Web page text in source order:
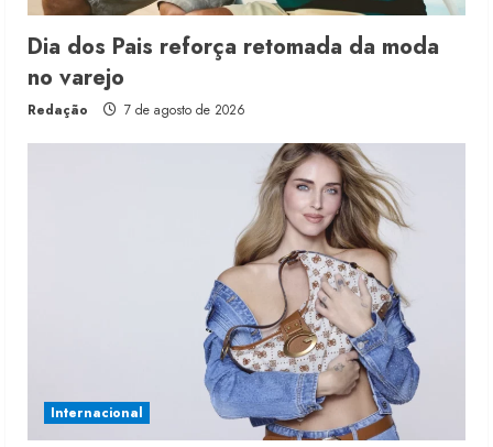
Dia dos Pais reforça retomada da moda
no varejo
Redação 7 de agosto de 2026
Internacional